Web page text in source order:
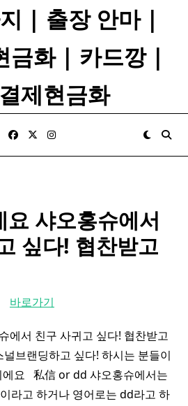
| 출장 안마 |
금화 | 카드깡 |
제현금화
요 샤오홍슈에서
싶다! 협찬받고
바로가기
에서 친구 사귀고 싶다! 협찬받고
브랜딩하고 싶다! 하시는 분들이
에요 ​ ​ 私信 or dd 샤오홍슈에서는
라고 하거나 영어로는 dd라고 하